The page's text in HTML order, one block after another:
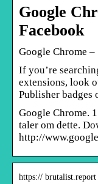
Google
Facebook
Google Chrome –
If you’re
extensions, look
Publisher badges
Google Chrome.
taler om dette.
http://
https:// brutalist.report